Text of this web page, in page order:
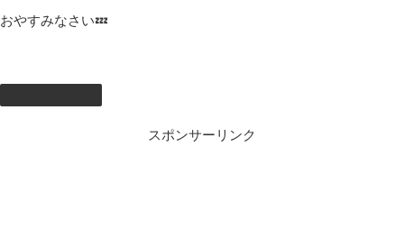
おやすみなさい💤
スポンサーリンク